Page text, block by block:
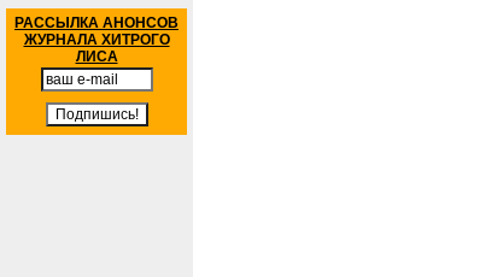
РАССЫЛКА АНОНСОВ
ЖУРНАЛА ХИТРОГО
ЛИСА